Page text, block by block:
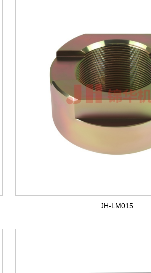
JH-LM015